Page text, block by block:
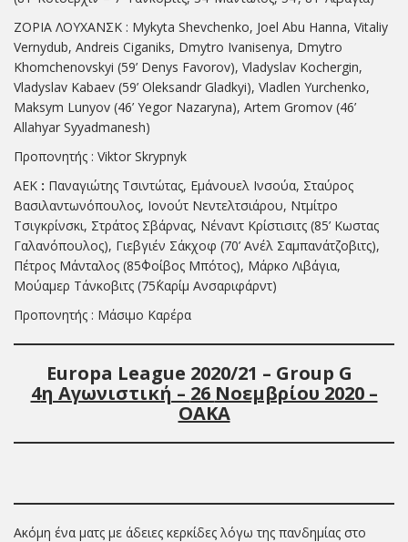
ΖΟΡΙΑ ΛΟΥΧΑΝΣΚ : Mykyta Shevchenko, Joel Abu Hanna, Vitaliy
Vernydub, Andreis Ciganiks, Dmytro Ivanisenya, Dmytro
Khomchenovskyi (59’ Denys Favorov), Vladyslav Kochergin,
Vladyslav Kabaev (59’ Oleksandr Gladkyi), Vladlen Yurchenko,
Maksym Lunyov (46’ Yegor Nazaryna), Artem Gromov (46’
Allahyar Syyadmanesh)
Προπονητής : Viktor Skrypnyk
ΑΕΚ : Παναγιώτης Τσιντώτας, Εμάνουελ Ινσούα, Σταύρος
Βασιλαντωνόπουλος, Ιονούτ Νεντελτσιάρου, Ντμίτρο
Τσιγκρίνσκι, Στράτος Σβάρνας, Νέναντ Κρίστισιτς (85’ Κωστας
Γαλανόπουλος), Γιεβγιέν Σάκχοφ (70’ Ανέλ Σαμπανάτζοβιτς),
Πέτρος Μάνταλος (85΄Φοίβος Μπότος), Μάρκο Λιβάγια,
Μούαμερ Τάνκοβιτς (75΄Καρίμ Ανσαριφάρντ)
Προπονητής : Μάσιμο Καρέρα
Europa League 2020/21 – Group G
4η Αγωνιστική – 26 Νοεμβρίου 2020 –
ΟΑΚΑ
Ακόμη ένα ματς με άδειες κερκίδες λόγω της πανδημίας στο